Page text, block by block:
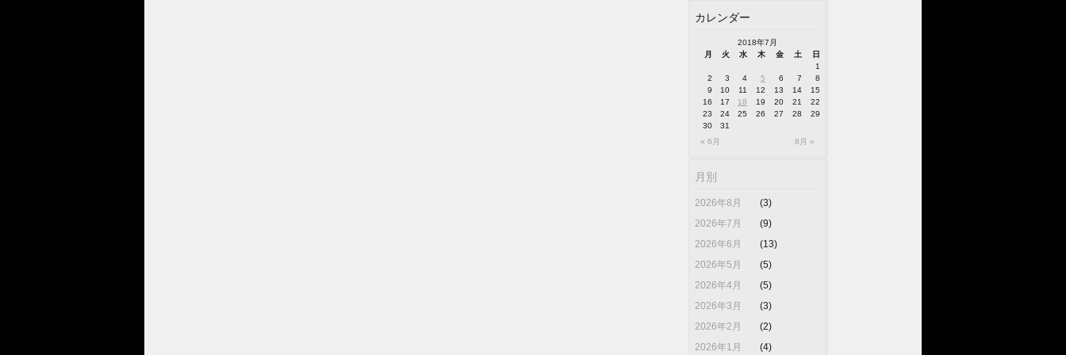
カレンダー
2018年7月
月
火 水 木 金 土 日
« 6月 8月 »
1
2
3 4 5 6 7
8
9
10 11 12 13 14
15
16
17 18 19 20 21
22
23
24 25 26 27 28
29
30
31
月別
2026年8月
(3)
2026年7月
(9)
2026年6月
(13)
2026年5月
(5)
2026年4月
(5)
2026年3月
(3)
2026年2月
(2)
2026年1月
(4)